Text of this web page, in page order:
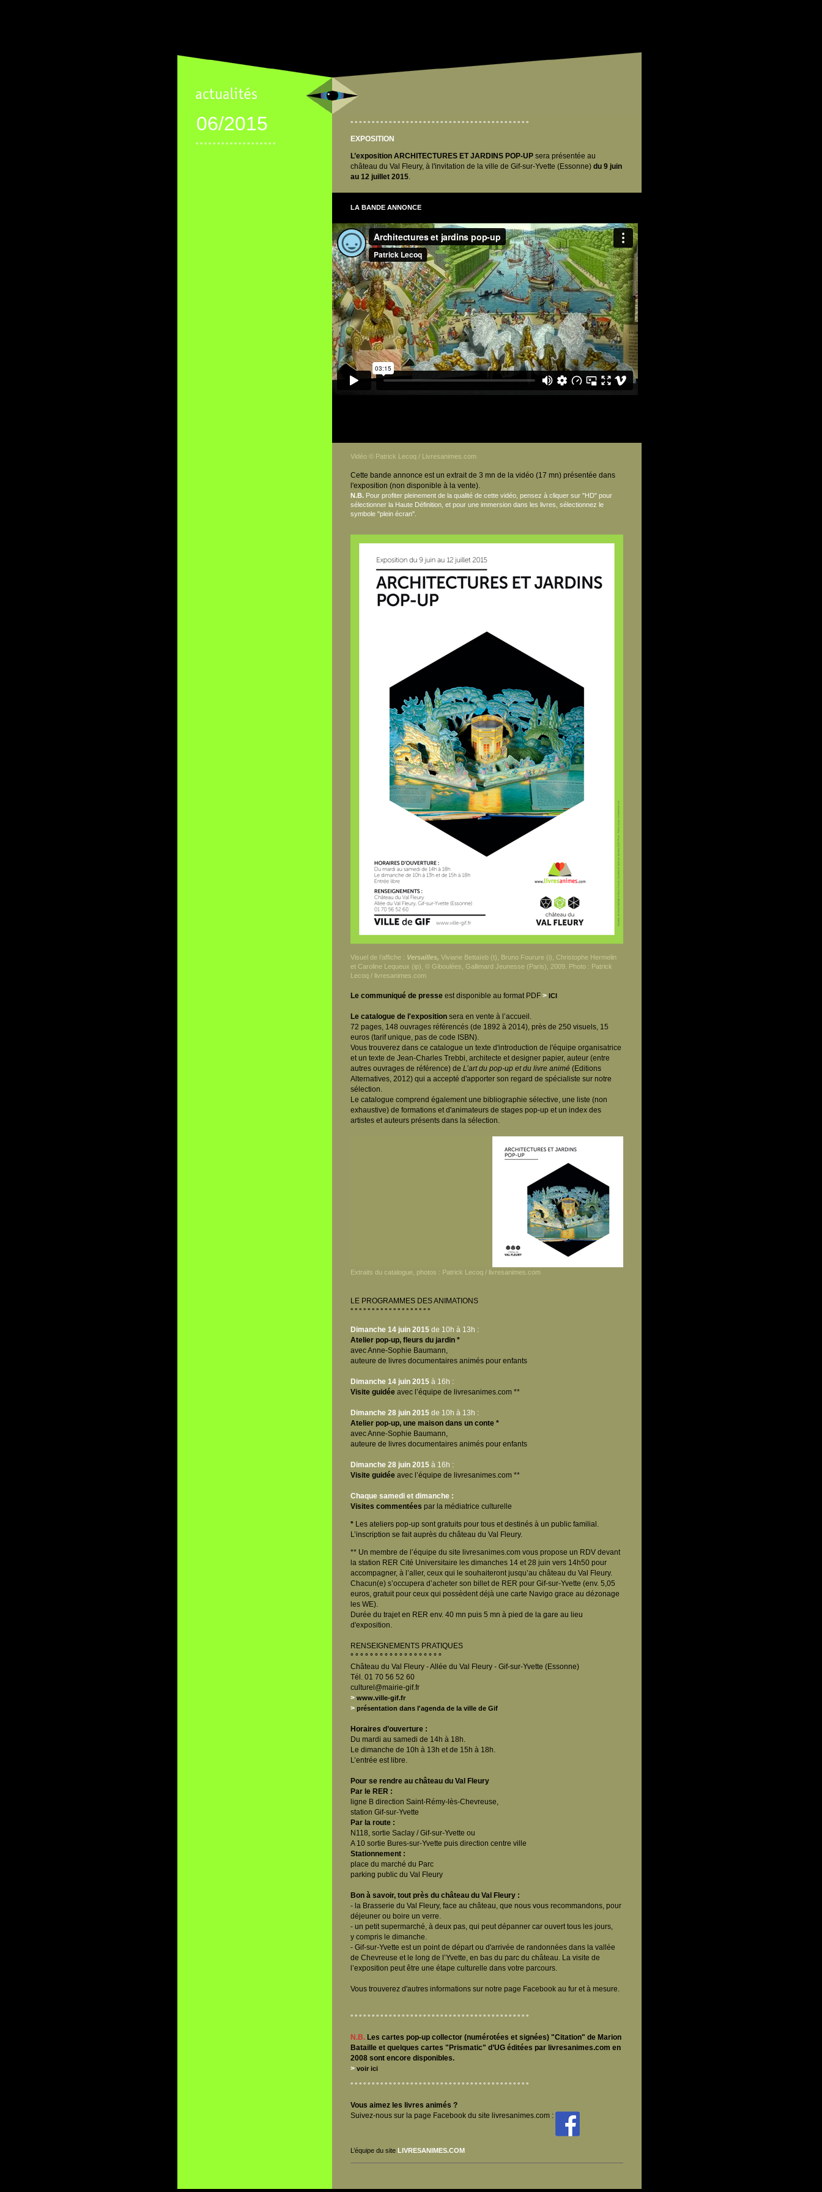
06/2015
° ° ° ° ° ° ° ° ° ° ° ° ° ° ° ° ° ° °
° ° ° ° ° ° ° ° ° ° ° ° ° ° ° ° ° ° ° ° ° ° ° ° ° ° ° ° ° ° ° ° ° ° ° ° ° ° ° ° ° °
EXPOSITION
L’exposition ARCHITECTURES ET JARDINS POP-UP sera présentée au
château du Val Fleury, à l'invitation de la ville de Gif-sur-Yvette (Essonne) du 9 juin
au 12 juillet 2015.
LA BANDE ANNONCE
Vidéo © Patrick Lecoq / Livresanimes.com
Cette bande annonce est un extrait de 3 mn de la vidéo (17 mn) présentée dans
l'exposition (non disponible à la vente)
N.B. Pour profiter pleinement de la qualité de cette vidéo, pensez à cliquer sur "HD" pour
sélectionner la Haute Définition, et pour une immersion dans les livres, sélectionnez le
symbole "plein écran".
Visuel de l’affiche : Versailles, Viviane Bettaïeb (t), Bruno Fourure (i), Christophe Hermelin
et Caroline Lequeux (ip), © Giboulées, Gallimard Jeunesse (Paris), 2009. Photo : Patrick
Lecoq / livresanimes.com
Le communiqué de presse est disponible au format PDF > ICI
Le catalogue de l'exposition sera en vente à l’accueil.
72 pages, 148 ouvrages référencés (de 1892 à 2014), près de 250 visuels, 15
euros (tarif unique, pas de code ISBN).
Vous trouverez dans ce catalogue un texte d'introduction de l'équipe organisatrice
et un texte de Jean-Charles Trebbi, architecte et designer papier, auteur (entre
autres ouvrages de référence) de L’art du pop-up et du livre animé (Editions
Alternatives, 2012) qui a accepté d'apporter son regard de spécialiste sur notre
sélection.
Le catalogue comprend également une bibliographie sélective, une liste (non
exhaustive) de formations et d'animateurs de stages pop-up et un index des
artistes et auteurs présents dans la sélection.
Extraits du catalogue, photos : Patrick Lecoq / livresanimes.com
LE PROGRAMMES DES ANIMATIONS
° ° ° ° ° ° ° ° ° ° ° ° ° ° ° ° ° ° °
Dimanche 14 juin 2015 de 10h à 13h :
Atelier pop-up, fleurs du jardin *
avec Anne-Sophie Baumann,
auteure de livres documentaires animés pour enfants
Dimanche 14 juin 2015 à 16h :
Visite guidée avec l’équipe de livresanimes.com **
Dimanche 28 juin 2015 de 10h à 13h :
Atelier pop-up, une maison dans un conte *
avec Anne-Sophie Baumann,
auteure de livres documentaires animés pour enfants
Dimanche 28 juin 2015 à 16h :
Visite guidée avec l’équipe de livresanimes.com **
Chaque samedi et dimanche :
Visites commentées par la médiatrice culturelle
* Les ateliers pop-up sont gratuits pour tous et destinés à un public familial.
L’inscription se fait auprès du château du Val Fleury.
** Un membre de l’équipe du site livresanimes.com vous propose un RDV devant
la station RER Cité Universitaire les dimanches 14 et 28 juin vers 14h50 pour
accompagner, à l’aller, ceux qui le souhaiteront jusqu’au château du Val Fleury.
Chacun(e) s’occupera d’acheter son billet de RER pour Gif-sur-Yvette (env. 5,05
euros, gratuit pour ceux qui possèdent déjà une carte Navigo grace au dézonage
les WE).
Durée du trajet en RER env. 40 mn puis 5 mn à pied de la gare au lieu
d'exposition.
RENSEIGNEMENTS PRATIQUES
° ° ° ° ° ° ° ° ° ° ° ° ° ° ° ° ° ° °
Château du Val Fleury - Allée du Val Fleury - Gif-sur-Yvette (Essonne)
Tél. 01 70 56 52 60
culturel@mairie-gif.fr
> www.ville-gif.fr
> présentation dans l'agenda de la ville de Gif
Horaires d’ouverture :
Du mardi au samedi de 14h à 18h.
Le dimanche de 10h à 13h et de 15h à 18h.
L’entrée est libre.
Pour se rendre au château du Val Fleury
Par le RER :
ligne B direction Saint-Rémy-lès-Chevreuse,
station Gif-sur-Yvette
Par la route :
N118, sortie Saclay / Gif-sur-Yvette ou
A 10 sortie Bures-sur-Yvette puis direction centre ville
Stationnement :
place du marché du Parc
parking public du Val Fleury
Bon à savoir, tout près du château du Val Fleury :
- la Brasserie du Val Fleury, face au château, que nous vous recommandons, pour
déjeuner ou boire un verre.
- un petit supermarché, à deux pas, qui peut dépanner car ouvert tous les jours,
y compris le dimanche.
- Gif-sur-Yvette est un point de départ ou d'arrivée de randonnées dans la vallée
de Chevreuse et le long de l’Yvette, en bas du parc du château. La visite de
l’exposition peut être une étape culturelle dans votre parcours.
Vous trouverez d'autres informations sur notre page Facebook au fur et à mesure.
° ° ° ° ° ° ° ° ° ° ° ° ° ° ° ° ° ° ° ° ° ° ° ° ° ° ° ° ° ° ° ° ° ° ° ° ° ° ° ° ° °
N.B. Les cartes pop-up collector (numérotées et signées) "Citation" de Marion
Bataille et quelques cartes "Prismatic" d’UG éditées par livresanimes.com en
2008 sont encore disponibles.
> voir ici
° ° ° ° ° ° ° ° ° ° ° ° ° ° ° ° ° ° ° ° ° ° ° ° ° ° ° ° ° ° ° ° ° ° ° ° ° ° ° ° ° °
Vous aimez les livres animés ?
Suivez-nous sur la page Facebook du site livresanimes.com :
L’équipe du site LIVRESANIMES.COM